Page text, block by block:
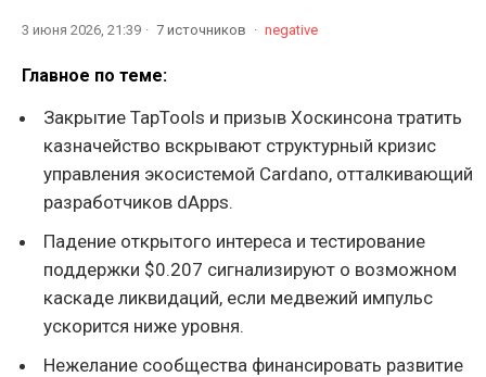
3 июня 2026, 21:39 7 источников negative
Главное по теме:
Закрытие TapTools и призыв Хоскинсона тратить
казначейство вскрывают структурный кризис
управления экосистемой Cardano, отталкивающий
разработчиков dApps.
Падение открытого интереса и тестирование
поддержки $0.207 сигнализируют о возможном
каскаде ликвидаций, если медвежий импульс
ускорится ниже уровня.
Нежелание сообщества финансировать развитие